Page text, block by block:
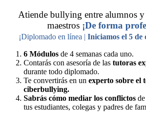
Atiende bullying entre alumnos
maestros ¡De forma
¡Diplomado en línea | Iniciamos el 5 de
6 Módulos de 4 semanas cada uno.
Contarás con asesoría de las tutoras
durante todo diplomado.
Te convertirás en un experto sobre el
ciberbullying.
Sabrás cómo mediar los conflictos
tus estudiantes, colegas y padres de